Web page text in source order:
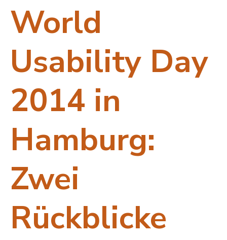
World
Usability Day
2014 in
Hamburg:
Zwei
Rückblicke